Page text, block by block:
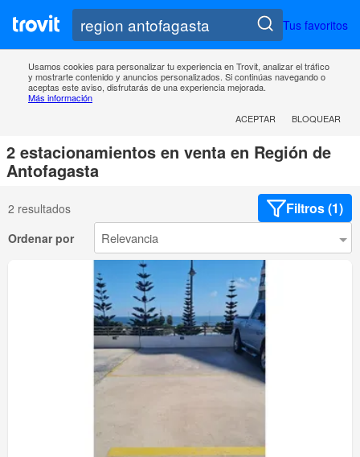
Tus favoritos
Usamos cookies para personalizar tu experiencia en Trovit, analizar el tráfico
y mostrarte contenido y anuncios personalizados. Si continúas navegando o
aceptas este aviso, disfrutarás de una experiencia mejorada.
Más información
ACEPTAR
BLOQUEAR
2 estacionamientos en venta en Región de
Antofagasta
2 resultados Filtros (1)
Ordenar por